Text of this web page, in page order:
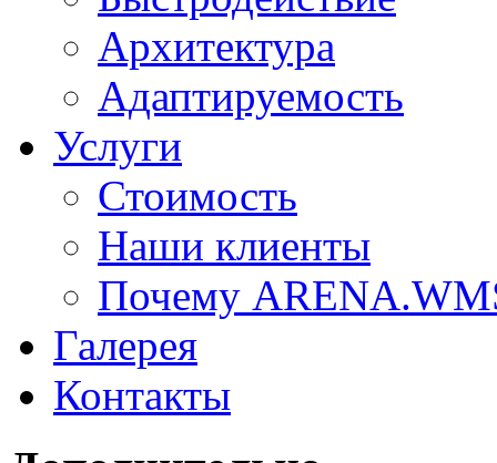
Архитектура
Адаптируемость
Услуги
Стоимость
Наши клиенты
Почему
Галерея
Контакты